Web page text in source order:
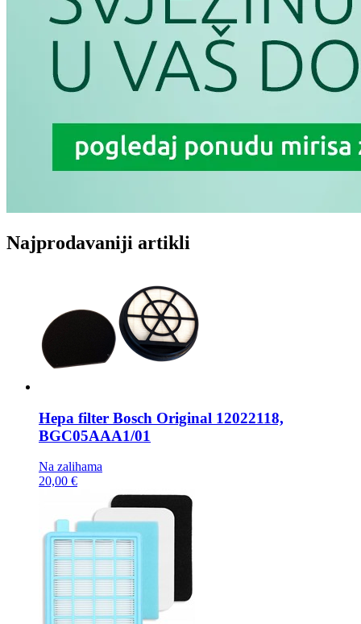
Najprodavaniji artikli
Hepa filter Bosch Original 12022118,
BGC05AAA1/01
Na zalihama
20,00 €